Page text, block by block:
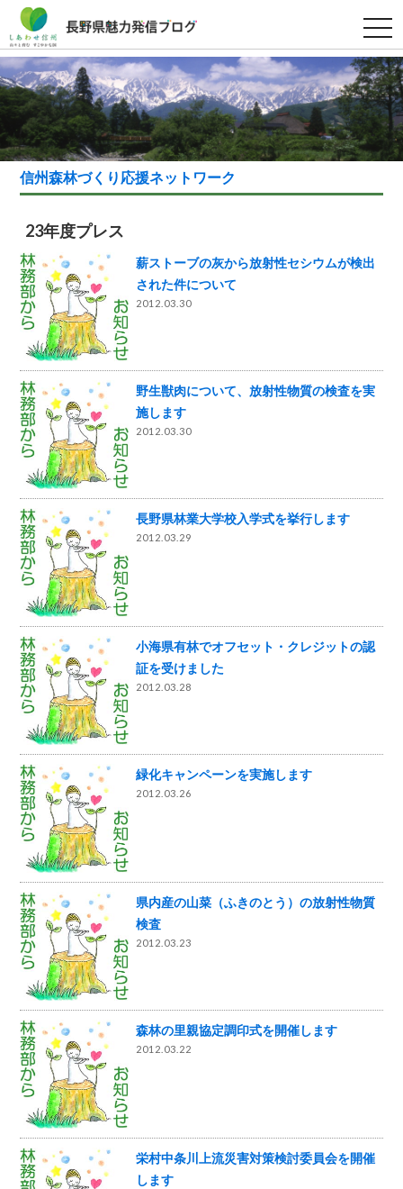
t
o
g
g
l
e
n
a
v
g
i
信州森林づくり応援ネットワーク
23年度プレス
薪ストーブの灰から放射性セシウムが検出
された件について
2012.03.30
野生獣肉について、放射性物質の検査を実
施します
2012.03.30
長野県林業大学校入学式を挙行します
2012.03.29
小海県有林でオフセット・クレジットの認
証を受けました
2012.03.28
緑化キャンペーンを実施します
2012.03.26
県内産の山菜（ふきのとう）の放射性物質
検査
2012.03.23
森林の里親協定調印式を開催します
2012.03.22
栄村中条川上流災害対策検討委員会を開催
します